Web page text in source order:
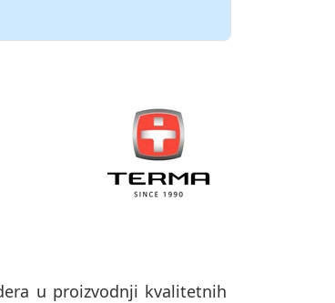
u proizvodnji kvalitetnih